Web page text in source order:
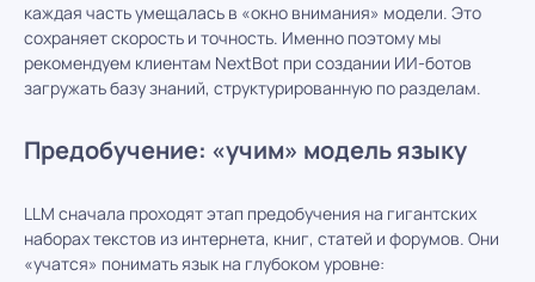
каждая часть умещалась в «окно внимания» модели. Это
сохраняет скорость и точность. Именно поэтому мы
рекомендуем клиентам NextBot при создании ИИ-ботов
загружать базу знаний, структурированную по разделам.
Предобучение: «учим» модель языку
LLM сначала проходят этап предобучения на гигантских
наборах текстов из интернета, книг, статей и форумов. Они
«учатся» понимать язык на глубоком уровне: